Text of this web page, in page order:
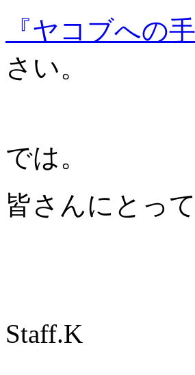
『ヤコブへの手
さい。
では。
皆さんにとっ
Staff.K